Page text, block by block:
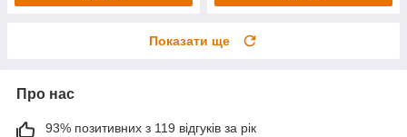
Показати ще
Про нас
93% позитивних з 119 відгуків за рік